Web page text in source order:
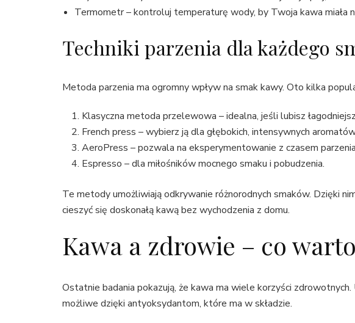
Termometr – kontroluj temperaturę wody, by Twoja kawa miała
Techniki parzenia dla każdego
Metoda parzenia ma ogromny wpływ na smak kawy. Oto kilka
Klasyczna metoda przelewowa – idealna, jeśli lubisz
French press – wybierz ją dla głębokich, intensywnych
AeroPress – pozwala na eksperymentowanie z czasem
Espresso – dla miłośników mocnego smaku i pobudzenia.
Te metody umożliwiają odkrywanie różnorodnych smaków. Dzięki
cieszyć się doskonałą kawą bez wychodzenia z domu.
Kawa a zdrowie – co
Ostatnie badania pokazują, że kawa ma wiele korzyści
możliwe dzięki antyoksydantom, które ma w składzie.